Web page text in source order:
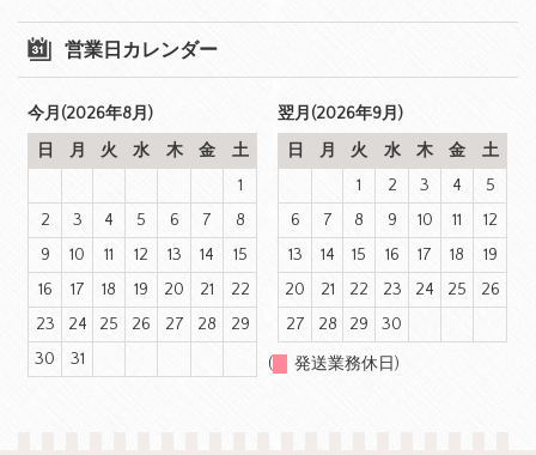
営業日カレンダー
今月(2026年8月)
日
月 火 水 木 金
土
1
2
3 4 5 6 7
8
9
10 11 12 13 14
15
16
17 18 19 20 21
22
23
24 25 26 27 28
29
30
31
翌月(2026年9月)
日
月 火 水 木 金
土
1
2 3 4
5
6
7 8 9 10 11
12
13
14 15 16 17 18
19
20
21 22 23 24 25
26
27
28 29 30
( 発送業務休日)